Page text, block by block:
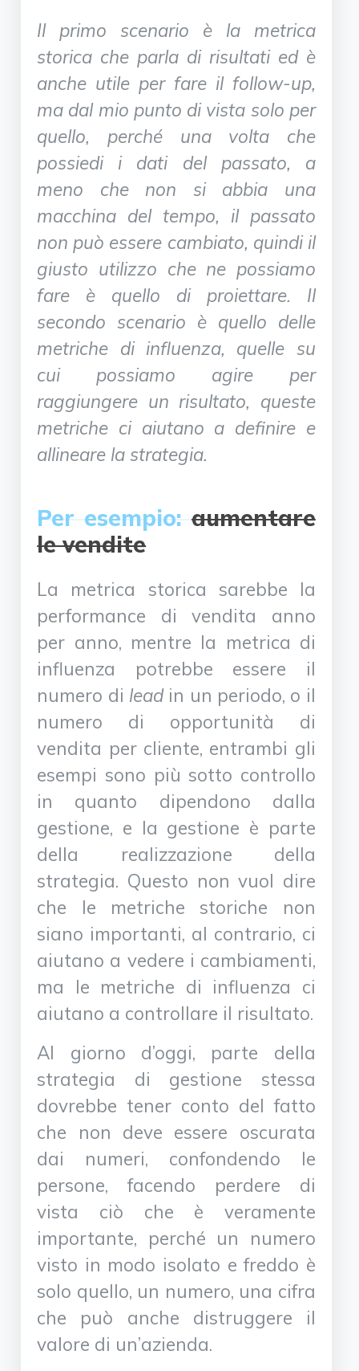
Il primo scenario è la metrica
storica che parla di risultati ed è
anche utile per fare il follow-up,
ma dal mio punto di vista solo per
quello, perché una volta che
possiedi i dati del passato, a
meno che non si abbia una
macchina del tempo, il passato
non può essere cambiato, quindi il
giusto utilizzo che ne possiamo
fare è quello di proiettare.
Il
secondo scenario è quello delle
metriche di influenza, quelle su
cui possiamo agire per
raggiungere un risultato, queste
metriche ci aiutano a definire e
allineare la strategia.
Per esempio:aumentare
le vendite
La metrica storica sarebbe la
performance di vendita anno
per anno, mentre la metrica di
influenza potrebbe essere il
numero di leadin un periodo, o il
numero di opportunità di
vendita per cliente, entrambi gli
esempi sono più sotto controllo
in quanto dipendono dalla
gestione, e la gestione è parte
della realizzazione della
strategia. Questo non vuol dire
che le metriche storiche non
siano importanti, al contrario, ci
aiutano a vedere i cambiamenti,
ma le metriche di influenza ci
aiutano a controllare il risultato.
Al giorno d’oggi, parte della
strategia di gestione stessa
dovrebbe tener conto del fatto
che non deve essere oscurata
dai numeri, confondendo le
persone, facendo perdere di
vista ciò che è veramente
importante, perché un numero
visto in modo isolato e freddo è
solo quello, un numero, una cifra
che può anche distruggere il
valore di un’azienda.